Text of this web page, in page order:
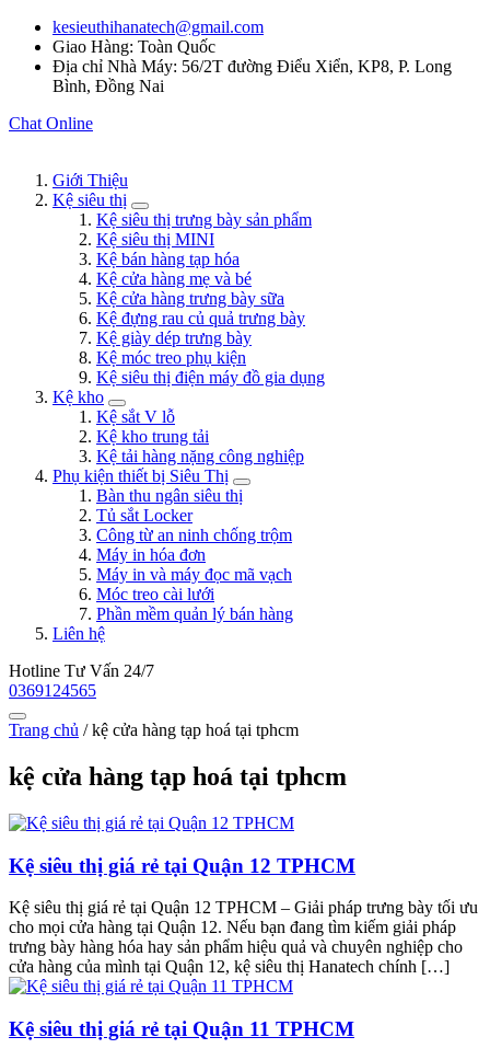
kesieuthihanatech@gmail.com
Giao Hàng: Toàn Quốc
Địa chỉ Nhà Máy: 56/2T đường Điểu Xiển, KP8, P. Long
Bình, Đồng Nai
Chat Online
Giới Thiệu
Kệ siêu thị
Kệ siêu thị trưng bày sản phẩm
Kệ siêu thị MINI
Kệ bán hàng tạp hóa
Kệ cửa hàng mẹ và bé
Kệ cửa hàng trưng bày sữa
Kệ đựng rau củ quả trưng bày
Kệ giày dép trưng bày
Kệ móc treo phụ kiện
Kệ siêu thị điện máy đồ gia dụng
Kệ kho
Kệ sắt V lỗ
Kệ kho trung tải
Kệ tải hàng nặng công nghiệp
Phụ kiện thiết bị Siêu Thị
Bàn thu ngân siêu thị
Tủ sắt Locker
Công từ an ninh chống trộm
Máy in hóa đơn
Máy in và máy đọc mã vạch
Móc treo cài lưới
Phần mềm quản lý bán hàng
Liên hệ
Hotline Tư Vấn 24/7
0369124565
Trang chủ /kệ cửa hàng tạp hoá tại tphcm
kệ cửa hàng tạp hoá tại tphcm
Kệ siêu thị giá rẻ tại Quận 12 TPHCM
Kệ siêu thị giá rẻ tại Quận 12 TPHCM – Giải pháp trưng bày tối ưu
cho mọi cửa hàng tại Quận 12. Nếu bạn đang tìm kiếm giải pháp
trưng bày hàng hóa hay sản phẩm hiệu quả và chuyên nghiệp cho
cửa hàng của mình tại Quận 12, kệ siêu thị Hanatech chính […]
Kệ siêu thị giá rẻ tại Quận 11 TPHCM